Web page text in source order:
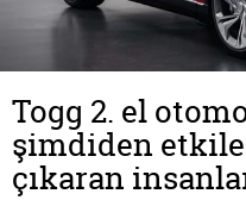
Togg 2. el
şimdiden
çıkaran